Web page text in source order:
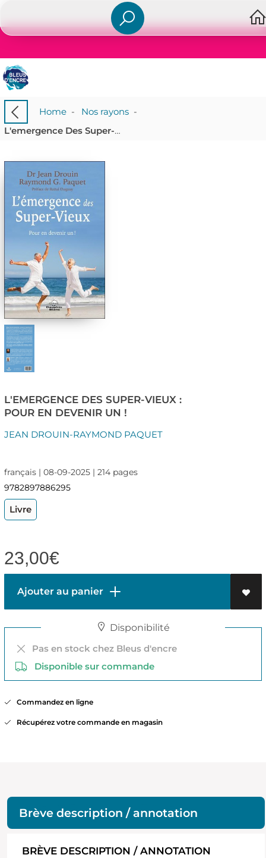
Home- Nos rayons-
L'emergence Des Super-vieux : Pour En Devenir Un !
L'EMERGENCE DES SUPER-VIEUX :
POUR EN DEVENIR UN !
JEAN DROUIN-RAYMOND PAQUET
français | 08-09-2025 | 214 pages
9782897886295
Livre
23,00€
Ajouter au panier
Disponibilité
Pas en stock chez Bleus d'encre
Disponible sur commande
Commandez en ligne
Récupérez votre commande en magasin
Brève description / annotation
BRÈVE DESCRIPTION / ANNOTATION